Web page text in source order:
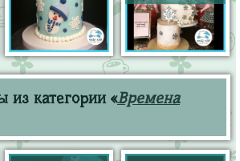
из категории «Времена